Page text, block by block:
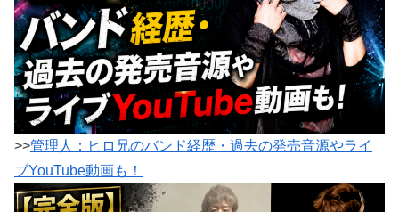
>>管理人：ヒロ兄のバンド経歴・過去の発売音源やライ
ブYouTube動画も！